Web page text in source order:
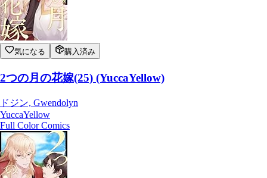
気になる 購入済み
2つの月の花嫁(25) (YuccaYellow)
ドジン, Gwendolyn
YuccaYellow
Full Color Comics